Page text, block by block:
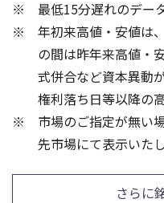
25/10
25/08
25/06
25/04 23/01
22/01
21/01
1
最低15分遅れのデー
年初来高値・安値は
の間は昨年来高値・
式併合など資本異動
権利落ち日等以降の
市場のご指定が無い
先市場にて表示いたし
さらに